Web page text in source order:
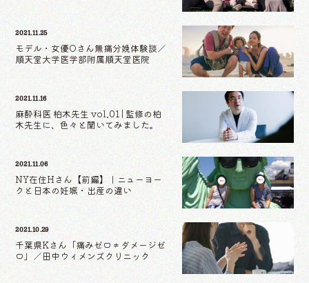
2021.11.25
モデル・女優Oさん無痛分娩体験談／
順天堂大学医学部附属順天堂医院
2021.11.16
麻酔科医 柏木先生 vol.01 | 監修の柏
木先生に、色々と聞いてみました。
2021.11.06
NY在住Hさん【前編】｜ニューヨー
クと日本の妊娠・出産の違い
2021.10.29
千葉県Kさん「痛みゼロ≠ダメージゼ
ロ」／田中ウィメンズクリニック